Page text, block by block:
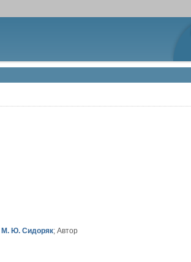
М. Ю. Сидоряк; Автор